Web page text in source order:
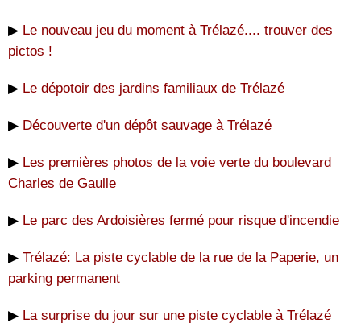
▶ Le nouveau jeu du moment à Trélazé.... trouver des
pictos !
▶ Le dépotoir des jardins familiaux de Trélazé
▶ Découverte d'un dépôt sauvage à Trélazé
▶ Les premières photos de la voie verte du boulevard
Charles de Gaulle
▶ Le parc des Ardoisières fermé pour risque d'incendie
▶ Trélazé: La piste cyclable de la rue de la Paperie, un
parking permanent
▶ La surprise du jour sur une piste cyclable à Trélazé